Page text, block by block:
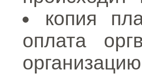
копия
оплата